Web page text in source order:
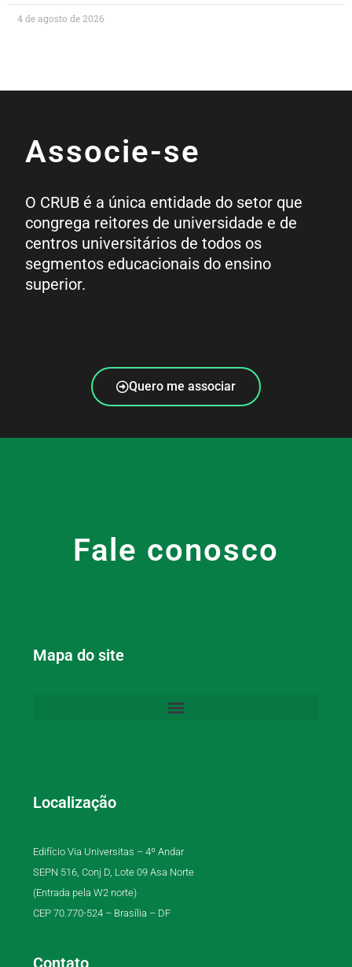
4 de agosto de 2026
Associe-se
O CRUB é a única entidade do setor que
congrega reitores de universidade e de
centros universitários de todos os
segmentos educacionais do ensino
superior.
Quero me associar
Fale conosco
Mapa do site
Localização
Edifício Via Universitas – 4º Andar
SEPN 516, Conj D, Lote 09 Asa Norte
(Entrada pela W2 norte)
CEP 70.770-524 – Brasília – DF
Contato